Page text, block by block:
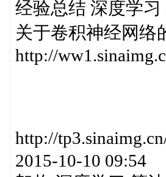
经验总结 深度学
关于卷积神经网络
http://
http://
2015-10-10 09:54